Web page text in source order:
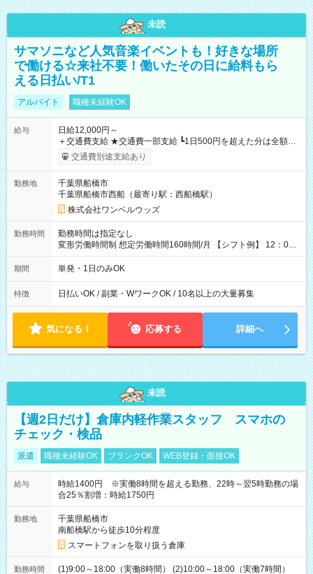
未読
サマソニなど人気音楽イベントも！好きな場所
で働ける☆来社不要！働いたその日に給料もら
える日払い/T1
アルバイト 職種未経験OK
給与
日給12,000円～
＋交通費支給 ★交通費一部支給 ┗1日500円を超えた分は全額支
給！ ※往復500円以内の方は自己負担となります ★日払いOK！
（規定あり） ┗働いたその日に現金GET♪ お仕事後はコンビニ
なし
交通費別途支給あり
勤務地
千葉県船橋市
千葉県船橋市西船（最寄り駅：西船橋駅）
株式会社ワンベルウッズ
勤務時間
勤務時間は指定なし
変形労働時間制 想定労働時間160時間/月 【シフト例】 12：00
～22：00
期間 単発・1日のみOK
特徴 日払いOK / 副業・WワークOK / 10名以上の大量募集
気になる！ 応募する 詳細へ
未読
【週2日だけ】倉庫内軽作業スタッフ スマホの
チェック・検品
派遣 職種未経験OK ブランクOK WEB登録・面接OK
給与
時給1400円 ※実働8時間を超える勤務、22時～翌5時勤務の場
合25％割増：時給1750円
勤務地
千葉県船橋市
南船橋駅から徒歩10分程度
スマートフォンを取り扱う倉庫
勤務時間
(1)9:00～18:00（実働8時間） (2)10:00～18:00（実働7時間）